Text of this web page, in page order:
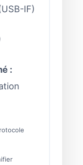
IF)
: